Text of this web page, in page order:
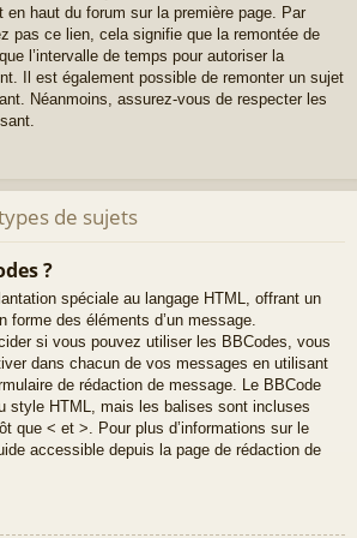
haut du forum sur la première page. Par
pas ce lien, cela signifie que la remontée de
l’intervalle de temps pour autoriser la
Il est également possible de remonter un sujet
Néanmoins, assurez-vous de respecter les
de sujets
?
spéciale au langage HTML, offrant un
forme des éléments d’un message.
si vous pouvez utiliser les BBCodes, vous
dans chacun de vos messages en utilisant
de rédaction de message. Le BBCode
style HTML, mais les balises sont incluses
que < et >. Pour plus d’informations sur le
accessible depuis la page de rédaction de